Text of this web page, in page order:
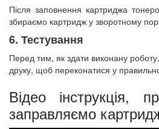
Після заповнення картриджа
збираємо картридж у зворотному
6. Тестування
Перед тим, як здати виконану
друку, щоб переконатися у
Відео інструкція,
заправляємо